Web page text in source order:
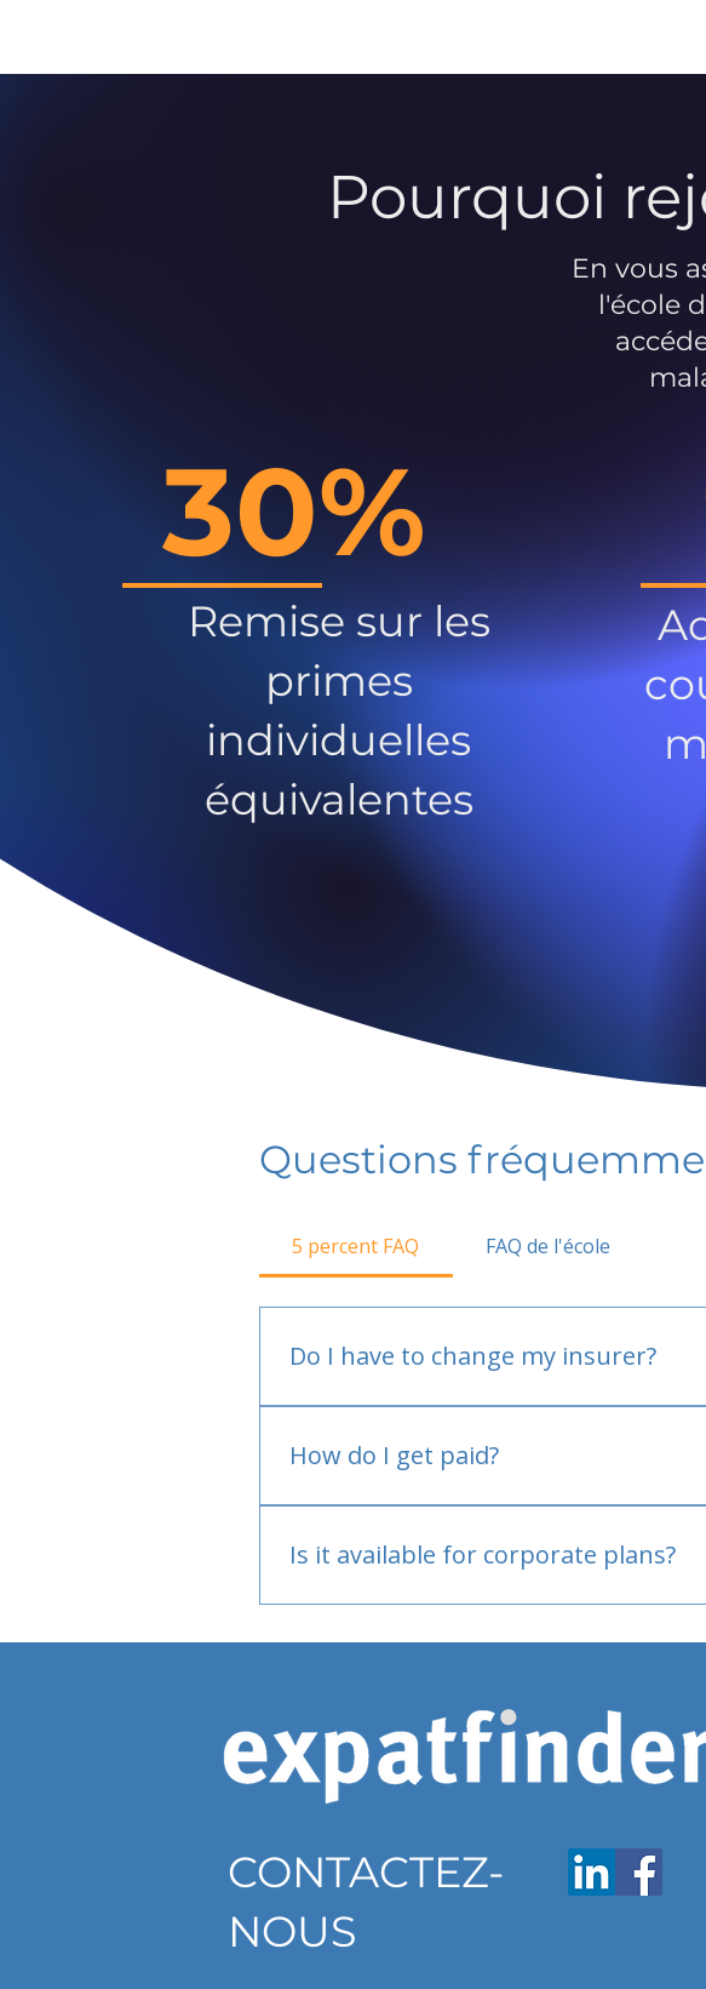
Pourquoi
En vous
l'école
30%
Remise sur les
primes
individuelles
équivalentes
Questions
5 percent FAQ FAQ de l'école
Do I have to change my insurer?
How do I get paid?
Is it available for corporate plans?
CONTACTEZ-
NOUS